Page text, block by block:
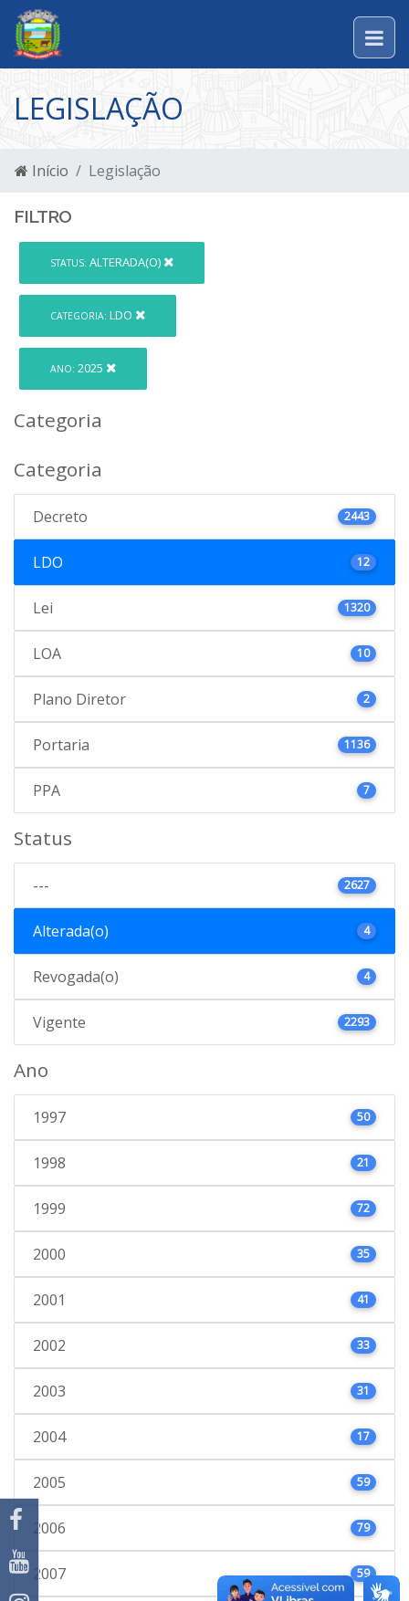
LEGISLAÇÃO
Início Legislação
FILTRO
STATUS: ALTERADA(O)
CATEGORIA: LDO
ANO: 2025
Categoria
Categoria
Decreto 2443
LDO 12
Lei 1320
LOA 10
Plano Diretor 2
Portaria 1136
PPA 7
Status
--- 2627
Alterada(o) 4
Revogada(o) 4
Vigente 2293
Ano
1997 50
1998 21
1999 72
2000 35
2001 41
2002 33
2003 31
2004 17
2005 59
2006 79
2007 59